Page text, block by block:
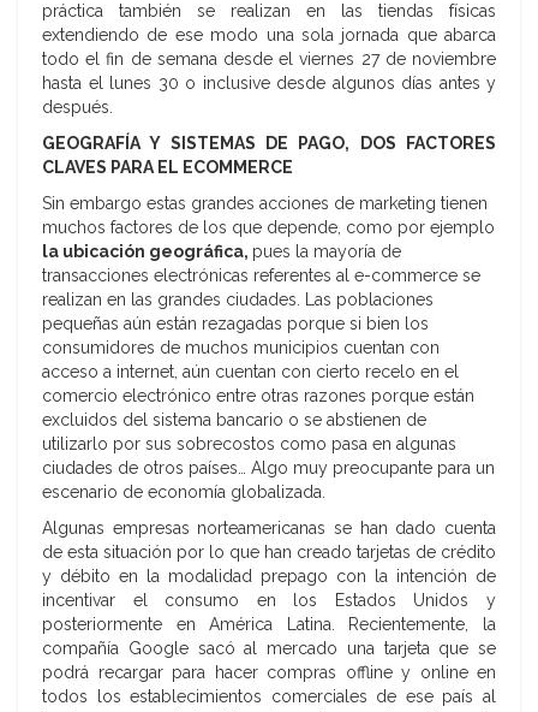
práctica también se realizan en las tiendas físicas
extendiendo de ese modo una sola jornada que abarca
todo el fin de semana desde el viernes 27 de noviembre
hasta el lunes 30 o inclusive desde algunos días antes y
después.
GEOGRAFÍA Y SISTEMAS DE PAGO, DOS FACTORES
CLAVES PARA EL ECOMMERCE
Sin embargo estas grandes acciones de marketing tienen
muchos factores de los que depende, como por ejemplo
la ubicación geográfica, pues la mayoría de
transacciones electrónicas referentes al e-commerce se
realizan en las grandes ciudades. Las poblaciones
pequeñas aún están rezagadas porque si bien los
consumidores de muchos municipios cuentan con
acceso a internet, aún cuentan con cierto recelo en el
comercio electrónico entre otras razones porque están
excluidos del sistema bancario o se abstienen de
utilizarlo por sus sobrecostos como pasa en algunas
ciudades de otros países… Algo muy preocupante para un
escenario de economía globalizada.
Algunas empresas norteamericanas se han dado cuenta
de esta situación por lo que han creado tarjetas de crédito
y débito en la modalidad prepago con la intención de
incentivar el consumo en los Estados Unidos y
posteriormente en América Latina. Recientemente, la
compañía Google sacó al mercado una tarjeta que se
podrá recargar para hacer compras offline y online en
todos los establecimientos comerciales de ese país al